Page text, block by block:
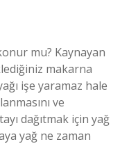
mu? Kaynayan
makarna
işe yaramaz hale
ve
dağıtmak için yağ
yağ ne zaman